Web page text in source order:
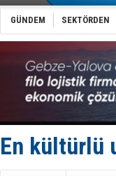
GÜNDEM SEKTÖRDEN
En kültürlü